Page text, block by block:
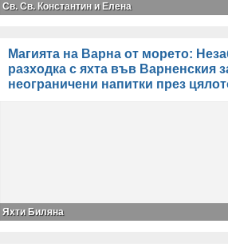
Св. Св. Константин и Елена
Магията на Варна от морето:
разходка с яхта във Варненския
неограничени напитки през
Яхти Биляна